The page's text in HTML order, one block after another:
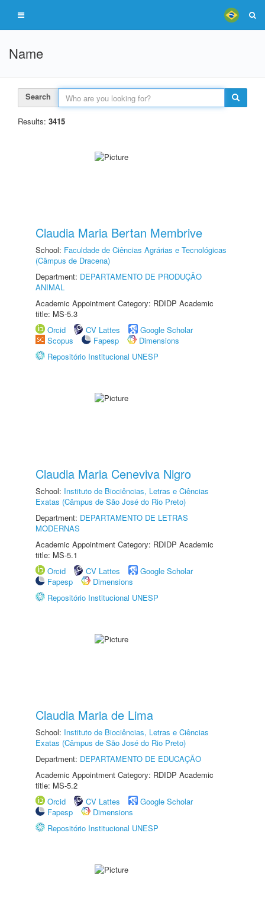
Name
Search
Results: 3415
Claudia Maria Bertan Membrive
School: Faculdade de Ciências Agrárias e Tecnológicas
(Câmpus de Dracena)
Department: DEPARTAMENTO DE PRODUÇÃO
ANIMAL
Academic Appointment Category: RDIDP Academic
title: MS-5.3
Orcid
CV Lattes
Google Scholar
Scopus
Fapesp
Dimensions
Repositório Institucional UNESP
Claudia Maria Ceneviva Nigro
School: Instituto de Biociências, Letras e Ciências
Exatas (Câmpus de São José do Rio Preto)
Department: DEPARTAMENTO DE LETRAS
MODERNAS
Academic Appointment Category: RDIDP Academic
title: MS-5.1
Orcid
CV Lattes
Google Scholar
Fapesp
Dimensions
Repositório Institucional UNESP
Claudia Maria de Lima
School: Instituto de Biociências, Letras e Ciências
Exatas (Câmpus de São José do Rio Preto)
Department: DEPARTAMENTO DE EDUCAÇÃO
Academic Appointment Category: RDIDP Academic
title: MS-5.2
Orcid
CV Lattes
Google Scholar
Fapesp
Dimensions
Repositório Institucional UNESP